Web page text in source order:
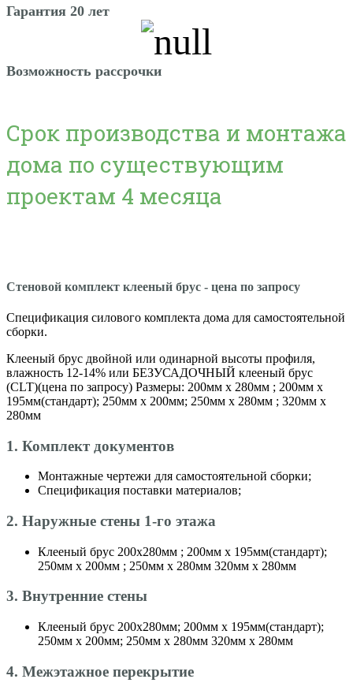
Гарантия 20 лет
Возможность рассрочки
Срок производства и монтажа
дома по существующим
проектам 4 месяца
Стеновой комплект клееный брус - цена по запросу
Спецификация силового комплекта дома для самостоятельной
сборки.
Клееный брус двойной или одинарной высоты профиля,
влажность 12-14% или БЕЗУСАДОЧНЫЙ клееный брус
(CLT)(цена по запросу) Размеры: 200мм х 280мм ; 200мм х
195мм(стандарт); 250мм х 200мм; 250мм х 280мм ; 320мм х
280мм
1. Комплект документов
Монтажные чертежи для самостоятельной сборки;
Спецификация поставки материалов;
2. Наружные стены 1-го этажа
Клееный брус 200х280мм ; 200мм х 195мм(стандарт);
250мм х 200мм ; 250мм х 280мм 320мм х 280мм
3. Внутренние стены
Клееный брус 200х280мм; 200мм х 195мм(стандарт);
250мм х 200мм; 250мм х 280мм 320мм х 280мм
4. Межэтажное перекрытие